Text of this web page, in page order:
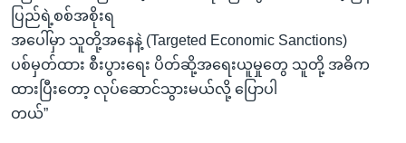
ပြည်ရဲ့စစ်အစိုးရ
အပေါ်မှာ သူတို့အနေနဲ့ (Targeted Economic Sanctions)
ပစ်မှတ်ထား စီးပွားရေး ပိတ်ဆို့အရေးယူမှုတွေ သူတို့ အဓိက
ထားပြီးတော့ လုပ်ဆောင်သွားမယ်လို့ ပြောပါ
တယ်”